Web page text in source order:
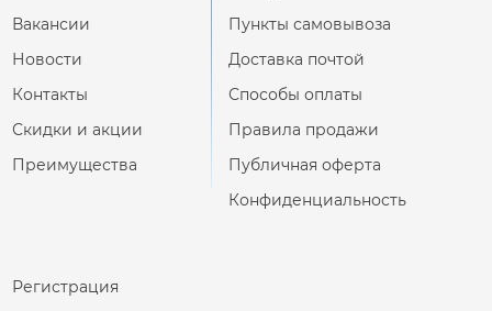
Вакансии
Новости
Контакты
Скидки и акции
Преимущества
Пункты самовывоза
Доставка почтой
Способы оплаты
Правила продажи
Публичная оферта
Конфиденциальность
Регистрация